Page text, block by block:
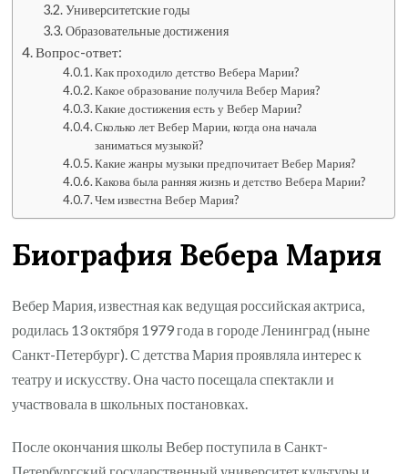
Университетские годы
Образовательные достижения
Вопрос-ответ:
Как проходило детство Вебера Марии?
Какое образование получила Вебер Мария?
Какие достижения есть у Вебер Марии?
Сколько лет Вебер Марии, когда она начала
заниматься музыкой?
Какие жанры музыки предпочитает Вебер Мария?
Какова была ранняя жизнь и детство Вебера Марии?
Чем известна Вебер Мария?
Биография Вебера Мария
Вебер Мария, известная как ведущая российская актриса,
родилась 13 октября 1979 года в городе Ленинград (ныне
Санкт-Петербург). С детства Мария проявляла интерес к
театру и искусству. Она часто посещала спектакли и
участвовала в школьных постановках.
После окончания школы Вебер поступила в Санкт-